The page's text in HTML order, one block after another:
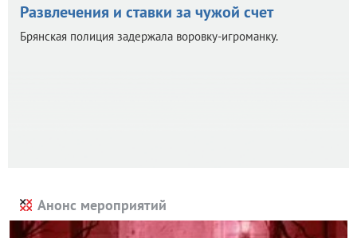
Развлечения и ставки за чужой счет
Брянская полиция задержала воровку-игроманку.
Анонс мероприятий